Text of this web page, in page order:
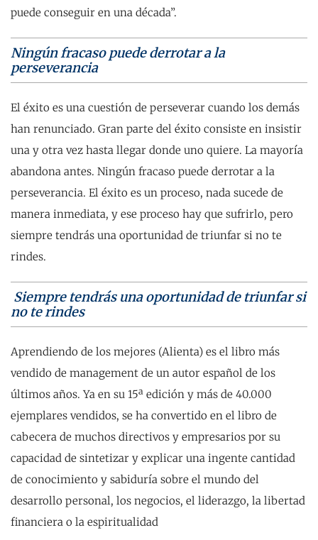
puede conseguir en una década”.
Ningún fracaso puede derrotar a la
perseverancia
El éxito es una cuestión de perseverar cuando los demás
han renunciado. Gran parte del éxito consiste en insistir
una y otra vez hasta llegar donde uno quiere. La mayoría
abandona antes. Ningún fracaso puede derrotar a la
perseverancia. El éxito es un proceso, nada sucede de
manera inmediata, y ese proceso hay que sufrirlo, pero
siempre tendrás una oportunidad de triunfar si no te
rindes.
Siempre tendrás una oportunidad de triunfar si
no te rindes
Aprendiendo de los mejores (Alienta) es el libro más
vendido de management de un autor español de los
últimos años. Ya en su 15ª edición y más de 40.000
ejemplares vendidos, se ha convertido en el libro de
cabecera de muchos directivos y empresarios por su
capacidad de sintetizar y explicar una ingente cantidad
de conocimiento y sabiduría sobre el mundo del
desarrollo personal, los negocios, el liderazgo, la libertad
financiera o la espiritualidad